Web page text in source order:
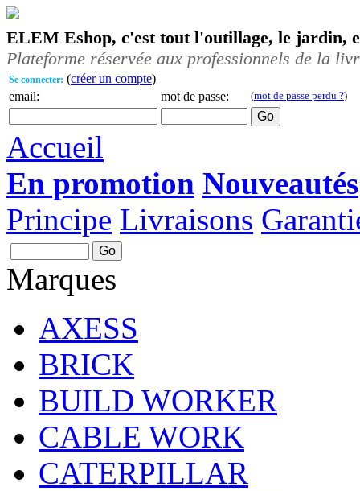
ELEM Eshop, c'est tout l'outillage, le jardin,
Plateforme réservée aux professionnels de la
Se connecter: (créer un compte)
email:
mot de passe: (mot de passe perdu ?)
Accueil
En promotion Nouveautés
Principe Livraisons
Marques
AXESS
BRICK
BUILD WORKER
CABLE WORK
CATERPILLAR